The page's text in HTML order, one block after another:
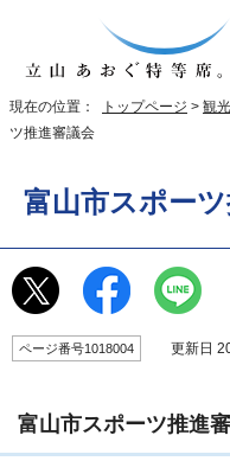
現在の位置： トップページ > 観
ツ推進審議会
富山市スポー
ページ番号1018004 更新日
富山市スポーツ推進